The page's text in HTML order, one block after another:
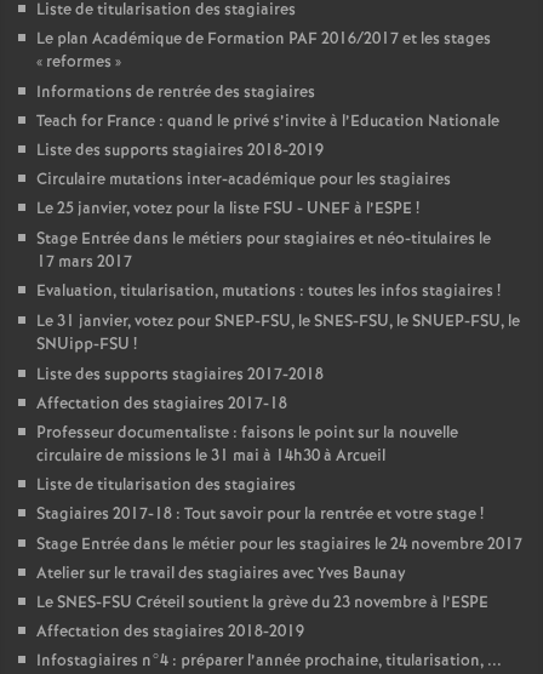
Liste de titularisation des stagiaires
Le plan Académique de Formation PAF2016/2017 et les stages
« reformes »
Informations de rentrée des stagiaires
Teach for France : quand le privé s’invite à l’Education Nationale
Liste des supports stagiaires 2018-2019
Circulaire mutations inter-académique pour les stagiaires
Le 25 janvier, votez pour la liste FSU - UNEFà l’ESPE !
Stage Entrée dans le métiers pour stagiaires et néo-titulaires le
17 mars 2017
Evaluation, titularisation, mutations : toutes les infos stagiaires !
Le 31 janvier, votez pourSNEP-FSU, leSNES-FSU, leSNUEP-FSU, le
SNUipp-FSU !
Liste des supports stagiaires 2017-2018
Affectation des stagiaires 2017-18
Professeur documentaliste : faisons le point sur la nouvelle
circulaire de missions le 31 mai à 14h30 à Arcueil
Liste de titularisation des stagiaires
Stagiaires 2017-18 : Tout savoir pour la rentrée et votre stage!
Stage Entrée dans le métier pour les stagiaires le 24 novembre 2017
Atelier sur le travail des stagiaires avec Yves Baunay
LeSNES-FSU Créteil soutient la grève du 23 novembre à l’ESPE
Affectation des stagiaires 2018-2019
Infostagiaires n°4 : préparer l’année prochaine, titularisation, ...